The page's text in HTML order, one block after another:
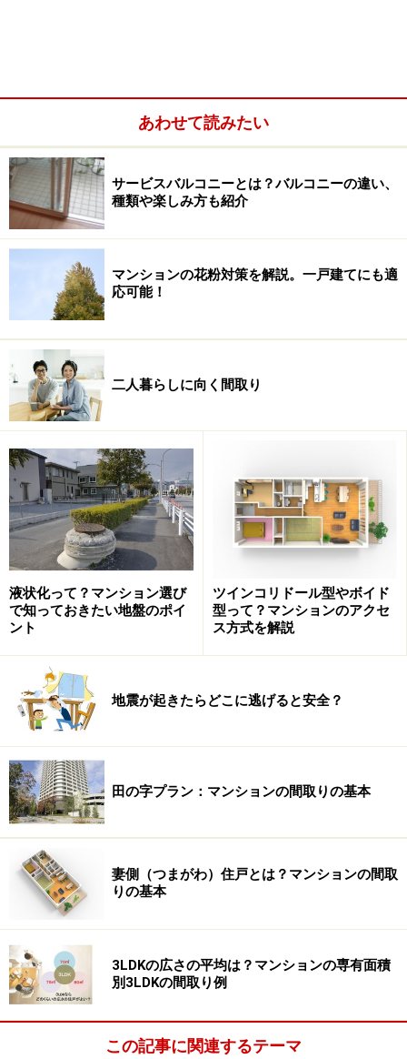
サービスバルコニーのバルコニーとの違い
サービスバルコニーとは小さいバルコニーのこと
理想的なバルコニーの奥行きは？
バルコニーにあったらよい設備
ルーフバルコニーとバルコニーの違い
周辺地域に配慮して設けられたセットバック
下階にはない!? ルーフバルコニー
魅力的なルーフバルコニー付住戸
気軽にガーデニングを楽しみたいシニアにも人気
ルーフバルコニーは共用部
バルコニーでガーデニングを楽しむ時の注意点
モデルルームでバルコニーの使い方をチェック
サービスバルコニーのバルコニーとの違い
マンションの間取り図を見ていると「バルコニー」とい
う表記と「サービスバルコニー」という表記が混在して
いることがあります。
【図１】バルコニーとサービスバルコニー。バルコニー先端
に逆梁がある時はその部分は使えないので注意（クリックで
その二つの大きな違いは「人がそこで作業ができるスペ
ースがあるかないか」だと思ってください。「バルコニ
ー」と表記されていれば、奥行きは最低1メートル以
上、現在の新築分譲マンションなら1．5～2メートル程
度はあり、洗濯ものや布団を干したり、ガーデニングも
できるような広さがある物件が多くなっています。
あわせて読みたい
サービスバルコニーとは？バルコニーの違い、
種類や楽しみ方も紹介
マンションの花粉対策を解説。一戸建てにも適
応可能！
二人暮らしに向く間取り
液状化って？マンション選び
で知っておきたい地盤のポイ
ント
ツインコリドール型やボイド
型って？マンションのアクセ
ス方式を解説
地震が起きたらどこに逃げると安全？
田の字プラン：マンションの間取りの基本
妻側（つまがわ）住戸とは？マンションの間取
りの基本
3LDKの広さの平均は？マンションの専有面積
別3LDKの間取り例
この記事に関連するテーマ